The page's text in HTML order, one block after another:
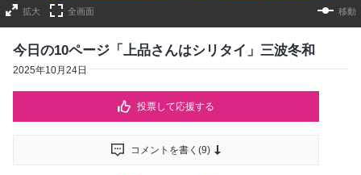
拡大 全画面 移動
今日の10ページ「上品さんはシリタイ」三波冬和
2025年10月24日
投票して応援する
コメントを書く(9)